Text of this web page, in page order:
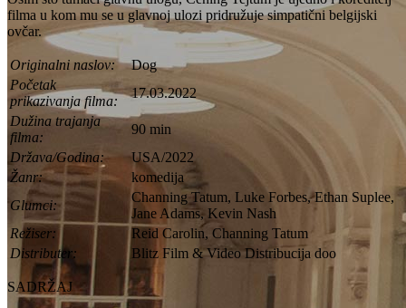
filma u kom mu se u glavnoj ulozi pridružuje simpatični belgijski
ovčar.
Originalni naslov:
Dog
Početak
prikazivanja filma:
17.03.2022
Dužina trajanja
filma:
90 min
Država/Godina:
USA/2022
Žanr:
komedija
Glumci:
Channing Tatum, Luke Forbes, Ethan Suplee,
Jane Adams, Kevin Nash
Režiser:
Reid Carolin, Channing Tatum
Distributer:
Blitz Film & Video Distribucija doo
SADRŽAJ